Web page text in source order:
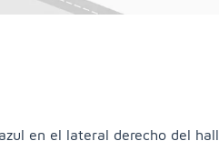
en el lateral derecho del hall.